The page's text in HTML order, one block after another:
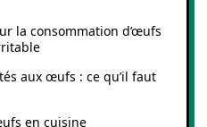
la consommation d’œufs
aux œufs : ce qu’il faut
en cuisine